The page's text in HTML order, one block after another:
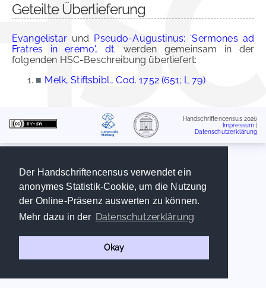
Der Handschriftencensus verwendet ein
anonymes Statistik-Cookie, um die Nutzung
der Online-Präsenz auswerten zu können.
Mehr dazu in der Datenschutzerklärung
Okay
Geteilte Überlieferung
Evangelistarund Pseudo-Augustinus: 'Sermones ad
Fratres in eremo', dt. werden gemeinsam in der
folgenden HSC-Beschreibung überliefert:
■ Melk, Stiftsbibl., Cod. 1752 (651; L 79)
Handschriftencensus 2026
Impressum
Datenschutzerklärung